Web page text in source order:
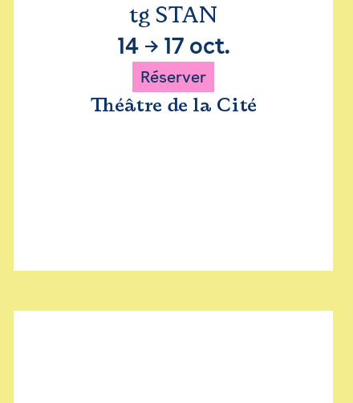
tg STAN
14→ 17 oct.
Réserver
Théâtre de la Cité